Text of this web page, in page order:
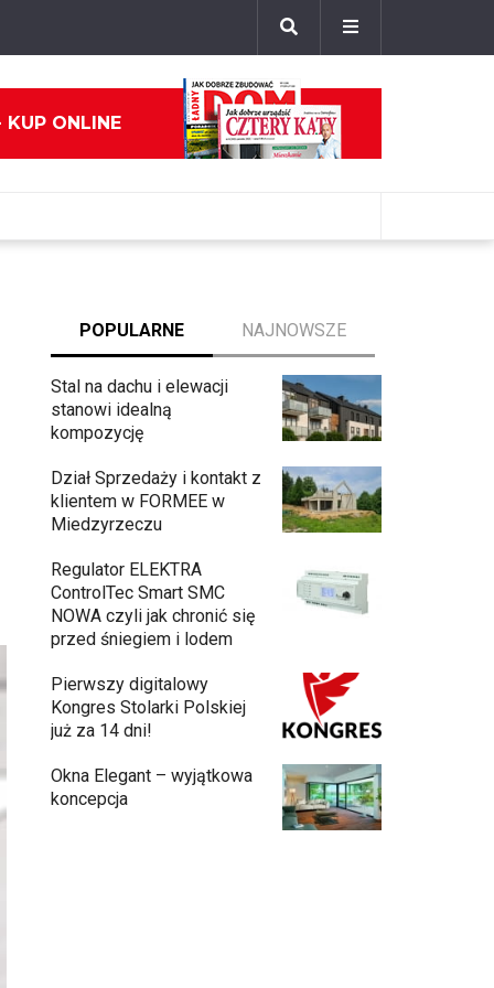
KUP ONLINE
POPULARNE NAJNOWSZE
Stal na dachu i elewacji
stanowi idealną
kompozycję
Dział Sprzedaży i kontakt z
klientem w FORMEE w
Miedzyrzeczu
Regulator ELEKTRA
ControlTec Smart SMC
NOWA czyli jak chronić się
przed śniegiem i lodem
Pierwszy digitalowy
Kongres Stolarki Polskiej
już za 14 dni!
Okna Elegant – wyjątkowa
koncepcja